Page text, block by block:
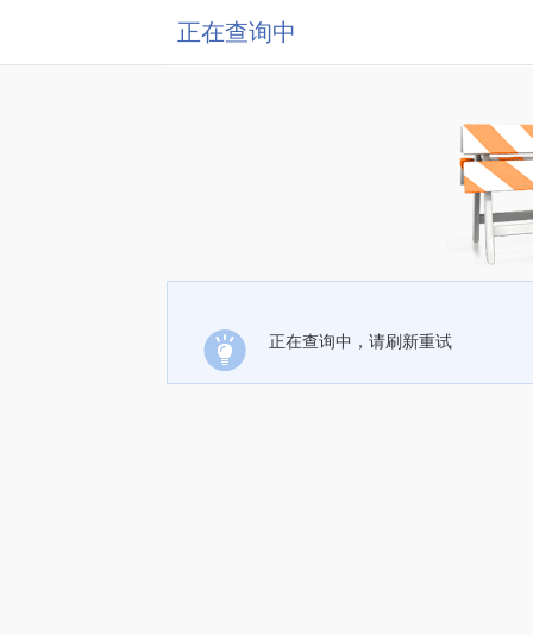
正在查询中
正在查询中，请刷新重试